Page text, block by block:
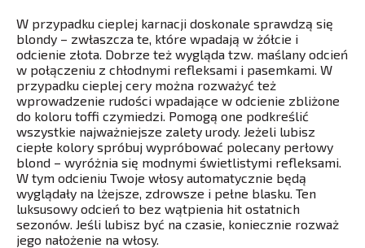
W przypadku cieplej karnacji doskonale sprawdzą się
blondy – zwłaszcza te, które wpadają w żółcie i
odcienie złota. Dobrze też wygląda tzw. maślany odcień
w połączeniu z chłodnymi refleksami i pasemkami. W
przypadku cieplej cery można rozważyć też
wprowadzenie rudości wpadające w odcienie zbliżone
do koloru toffi czymiedzi. Pomogą one podkreślić
wszystkie najważniejsze zalety urody. Jeżeli lubisz
ciepłe kolory spróbuj wypróbować polecany perłowy
blond – wyróżnia się modnymi świetlistymi refleksami.
W tym odcieniu Twoje włosy automatycznie będą
wyglądały na lżejsze, zdrowsze i pełne blasku. Ten
luksusowy odcień to bez wątpienia hit ostatnich
sezonów. Jeśli lubisz być na czasie, koniecznie rozważ
jego nałożenie na włosy.